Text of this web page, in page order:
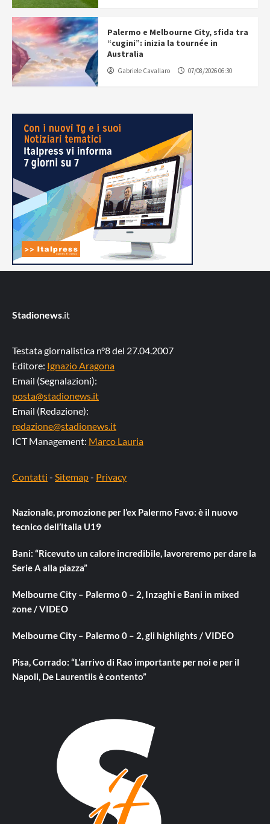
Palermo e Melbourne City, sfida tra
“cugini”: inizia la tournée in
Australia
Gabriele Cavallaro 07/08/2026 06:30
Stadionews .it
Testata giornalistica n°8 del 27.04.2007
Editore: Ignazio Aragona
Email (Segnalazioni):
posta@stadionews.it
Email (Redazione):
redazione@stadionews.it
ICT Management: Marco Lauria
Contatti - Sitemap- Privacy
Nazionale, promozione per l’ex Palermo Favo: è il nuovo
tecnico dell’Italia U19
Bani: “Ricevuto un calore incredibile, lavoreremo per dare la
Serie A alla piazza”
Melbourne City – Palermo 0 – 2, Inzaghi e Bani in mixed
zone / VIDEO
Melbourne City – Palermo 0 – 2, gli highlights / VIDEO
Pisa, Corrado: “L’arrivo di Rao importante per noi e per il
Napoli, De Laurentiis è contento”